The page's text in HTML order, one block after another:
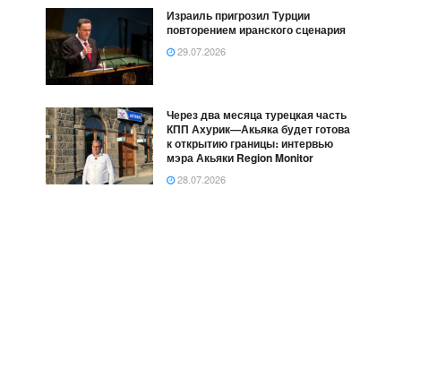
Израиль пригрозил Турции
повторением иранского сценария
29.07.2026
Через два месяца турецкая часть
КПП Ахурик—Акьяка будет готова
к открытию границы։ интервью
мэра Акьяки Region Monitor
28.07.2026